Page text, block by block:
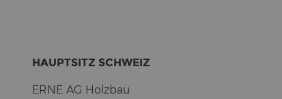
HAUPT­SITZ SCHWEIZ
ERNE AG Holz­bau